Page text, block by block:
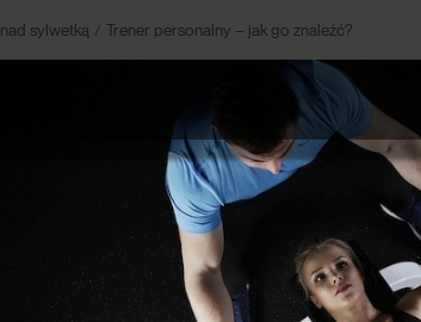
sylwetką Trener personalny – jak go znaleźć?